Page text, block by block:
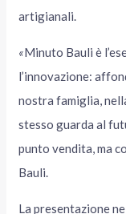
artigianali.
«Minuto Bauli è
l’innovazione:
nostra famiglia,
stesso guarda al
punto vendita, ma
Bauli.
La presentazione